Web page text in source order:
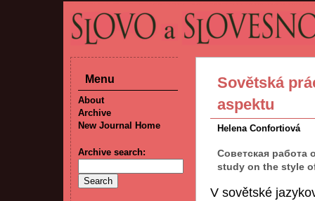
Sovětská
aspektu
Helena Confortiová
Советская работа
study on the style
V sovětské
Menu
About
Archive
New Journal Home
Archive search: